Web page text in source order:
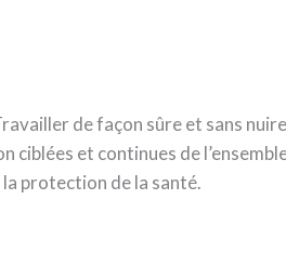
de façon sûre et sans
ciblées et continues de
protection de la santé.